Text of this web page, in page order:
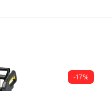
-17%